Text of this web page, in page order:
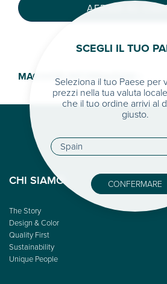
AFEGIR AL
MAGGIORI INFORMAZIONI >
CHI SIAMO
The Story
Design & Color
Quality First
Sustainability
Unique People
SCEGLI IL TUO
Seleziona il tuo Paese per
prezzi nella tua valuta
che il tuo ordine arrivi al
giusto.
CONFERMARE